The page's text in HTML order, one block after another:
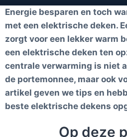
Energie besparen en toch
met een elektrische deken.
zorgt voor een lekker warm
een elektrische deken ten
centrale verwarming is niet
de portemonnee, maar ook
artikel geven we tips en
beste elektrische dekens
Op deze